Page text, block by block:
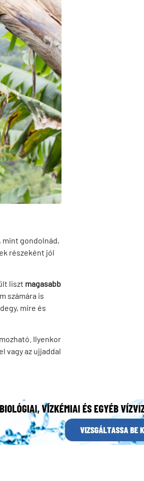
mint gondolnád,
részeként jól
liszt magasabb
számára is
mire és
Ilyenkor
vagy az ujjaddal